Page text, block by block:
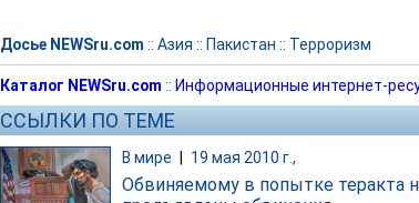
Досье NEWSru.com :: Азия :: Пакистан :: Терроризм
Каталог NEWSru.com :: Информационные интернет-
ССЫЛКИ ПО ТЕМЕ
В мире 19 мая 2010 г.,
Обвиняемому в попытке теракта